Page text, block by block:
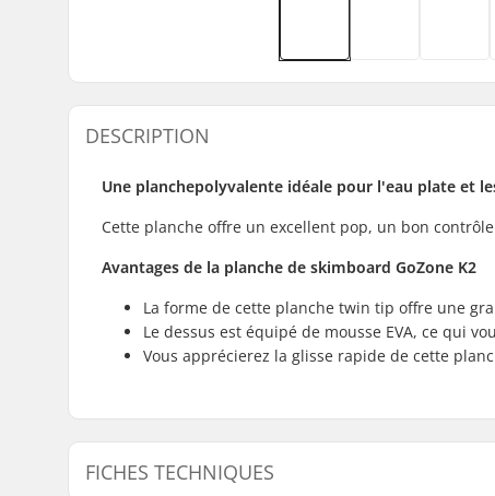
DESCRIPTION
Une planchepolyvalente idéale pour l'eau plate et
Cette planche offre un excellent pop, un bon
Avantages de la planche de skimboard GoZone K2
La forme de cette planche twin tip offre une
Le dessus est équipé de mousse EVA, ce qui
Vous apprécierez la glisse rapide de cette
FICHES TECHNIQUES